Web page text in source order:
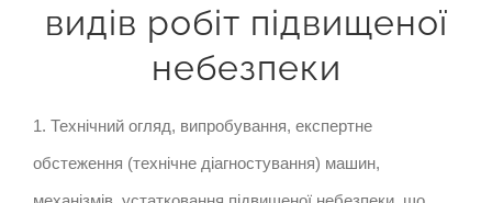
видів робіт підвищеної
небезпеки
1. Технічний огляд, випробування, експертне
обстеження (технічне діагностування) машин,